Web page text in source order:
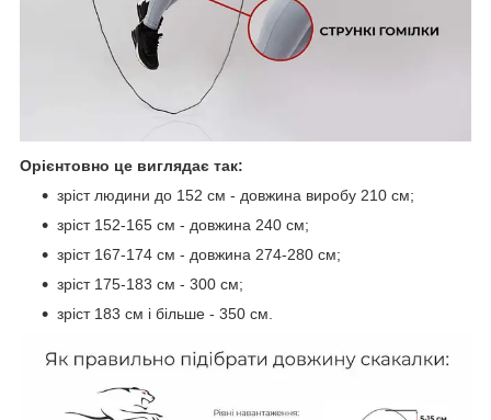
Орієнтовно це виглядає так:
зріст людини до 152 см - довжина виробу 210 см;
зріст 152-165 см - довжина 240 см;
зріст 167-174 см - довжина 274-280 см;
зріст 175-183 см - 300 см;
зріст 183 см і більше - 350 см.